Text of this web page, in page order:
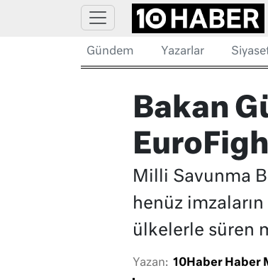
Gündem Yazarlar
Bakan
Milli Savunma
henüz
ülkelerle süren
Yazan: 10Haber Haber